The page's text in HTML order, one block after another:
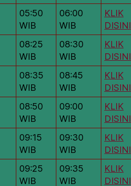
05:50
WIB
06:00
WIB
KLIK
DISINI
08:25
WIB
08:30
WIB
KLIK
DISINI
08:35
WIB
08:45
WIB
KLIK
DISINI
08:50
WIB
09:00
WIB
KLIK
DISINI
09:15
WIB
09:30
WIB
KLIK
DISINI
09:25
WIB
09:35
WIB
KLIK
DISINI